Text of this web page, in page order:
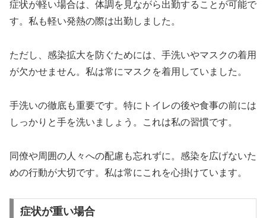
症状が軽い場合は、体調を見ながら出勤することが可能で
す。私も軽い発熱の際は出勤しました。
ただし、感染拡大を防ぐためには、手洗いやマスクの着用
が欠かせません。私は常にマスクを着用していました。
手洗いの徹底も重要です。特にトイレの後や食事の前には
しっかりと手を洗いましょう。これは私の習慣です。
同僚や周囲の人々への配慮も忘れずに。感染を広げないた
めの行動が大切です。私は常にこれを心掛けています。
症状が重い場合